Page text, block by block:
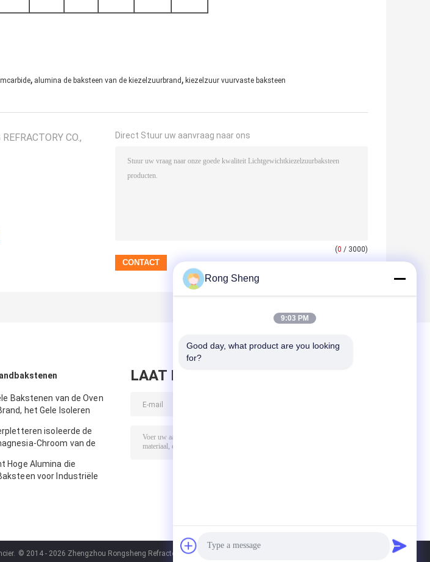
, alumina de baksteen van de kiezelzuurbrand , kiezelzuur vuurvaste baksteen
CO.,
Direct Stuur uw aanvraag naar ons
(0 / 3000)
Bakstenen van de Oven
het Gele Isoleren
isoleerde de
Chroom van de
Hoge Alumina die
voor Industriële
LAAT BERICHT ACHTER
© 2014 - 2026 Zhengzhou Rongsheng Refractory Co., Ltd.. All Rights Reserved.
Rong Sheng
9:03 PM
Good day, what product are you looking
for?